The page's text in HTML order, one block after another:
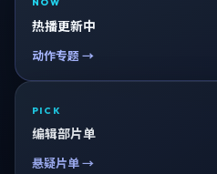
热播更新中
动作专题 →
PICK
编辑部片单
悬疑片单 →